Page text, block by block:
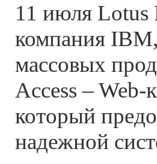
11 июля Lotus
компания
массовых
Access – Web-
который
надежной